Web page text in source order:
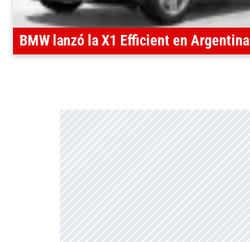
BMW lanzó la X1 Efficient en Argentina